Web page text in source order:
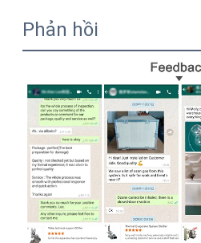
Phản hồi